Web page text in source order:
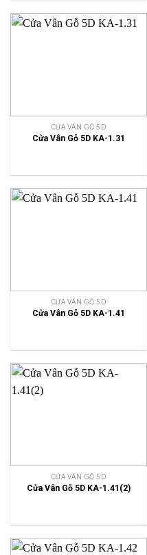
CỬA VÂN GỖ 5D
Cửa Vân Gỗ 5D KA-1.31
CỬA VÂN GỖ 5D
Cửa Vân Gỗ 5D KA-1.41
CỬA VÂN GỖ 5D
Cửa Vân Gỗ 5D KA-1.41(2)